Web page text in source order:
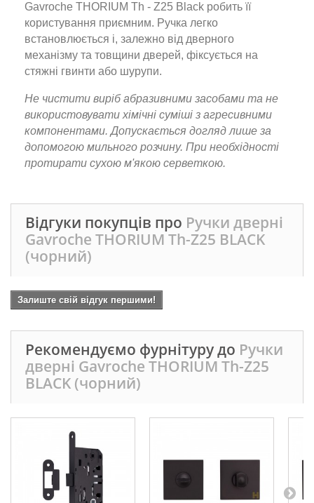
Gavroche THORIUM Th - Z25 Black робить її
користування приємним. Ручка легко
встановлюється і, залежно від дверного
механізму та товщини дверей, фіксується на
стяжні гвинти або шурупи.
Не чистити виріб абразивними засобами та не
використовувати хімічні суміші з агресивними
компонентами. Допускається догляд лише за
допомогою мильного розчину. При необхідності
протирати сухою м'якою серветкою.
Відгуки покупців про Ручки дверні
Gavroche THORIUM Th-Z25 BLACK
(чорний)
Залиште свій відгук першими!
Рекомендуємо фурнітуру до Ручки
дверні Gavroche THORIUM Th-Z25
BLACK (чорний)